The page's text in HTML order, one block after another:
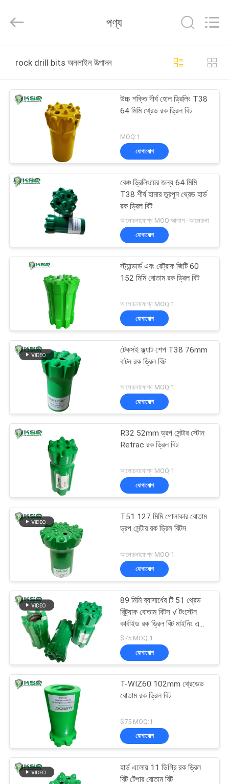
পণ্য
কারখানা
ভ্রমণ
যোগাযোগ
উদ্ধৃতির
জন্য
আবেদন
ম্যাপ
PRIVACY
Reserved.
পণ্য
rock drill bits অনলাইন উত্পাদন
উচ্চ শক্তি দীর্ঘ হোল ড্রিলিং T38
64 মিমি থ্রেড রক ড্রিল বিট
MOQ:1
যোগাযোগ
বেঞ্চ ড্রিলিংয়ের জন্য 64 মিমি
T38 শীর্ষ হামার তুরপুন থ্রেড হার্ড
রক ড্রিল বিট
আলোচনাযোগ্য MOQ:আলাপ - আলোচনা
যোগাযোগ
স্ট্যান্ডার্ড এবং রেট্রাক জিটি 60
152 মিমি বোতাম রক ড্রিল বিট
আলোচনাযোগ্য MOQ:1
যোগাযোগ
টেকসই ফ্ল্যাট শেপ T38 76mm
বাটন রক ড্রিল বিট
আলোচনাযোগ্য MOQ:1
যোগাযোগ
R32 52mm ড্রপ সেন্টার স্টোন
Retrac রক ড্রিল বিট
আলোচনাযোগ্য MOQ:1
যোগাযোগ
T51 127 মিমি গোলাকার বোতাম
ড্রপ সেন্টার রক ড্রিল বিটস
আলোচনাযোগ্য MOQ:1
যোগাযোগ
89 মিমি ব্যাসার্ধের টি 51 থ্রেড
রিট্র্যাক বোতাম বিটস √ টংস্টেন
কার্বাইড রক ড্রিল বিট মাইনিং এবং
টানেলিংয়ের জন্য
$75 MOQ:1
যোগাযোগ
T-WIZ60 102mm থ্রেডেড
বোতাম রক ড্রিল বিট
$75 MOQ:1
যোগাযোগ
হার্ড এলোয় 11 ডিগ্রি রক ড্রিল
বিট টেপার বোতাম বিট